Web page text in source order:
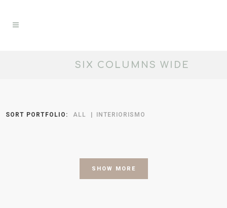
SIX COLUMNS WIDE
SORT PORTFOLIO: ALL INTERIORISMO
SHOW MORE